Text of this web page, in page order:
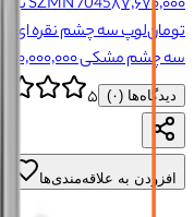
SZMN 7045۸۷٬۶۷۰٬۰۰۰ تومان
تومانلوپ سه چشم نقره ای SUNSHINE M9T B11
سه چشم مشکی SUNSHINE M9T B11۵۰٬۰۰۰٬۰۰۰ تومان
دیدگاه‌ها (۰) ۵
افزودن به علاقه‌مندی‌ها